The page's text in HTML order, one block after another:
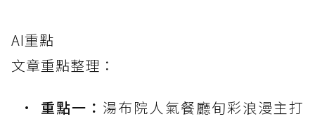
AI重點
文章重點整理：
重點一： 湯布院人氣餐廳旬彩浪漫主打